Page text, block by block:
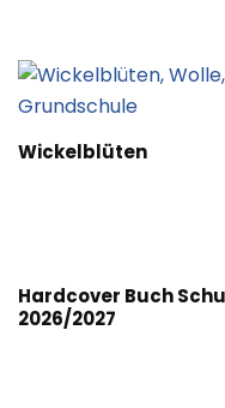
Wickelblüten
Hardcover Buch
2026/2027